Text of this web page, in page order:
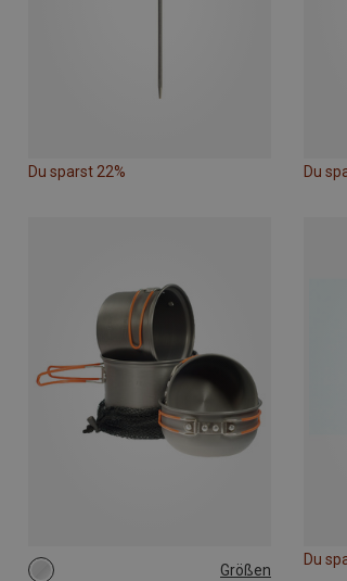
Du sparst 22% Du
Größen
Du